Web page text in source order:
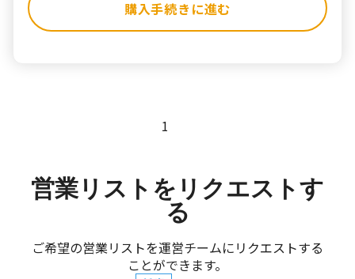
購入手続きに進む
1
営業リストをリクエストす
る
ご希望の営業リストを運営チームにリクエストする
ことができます。